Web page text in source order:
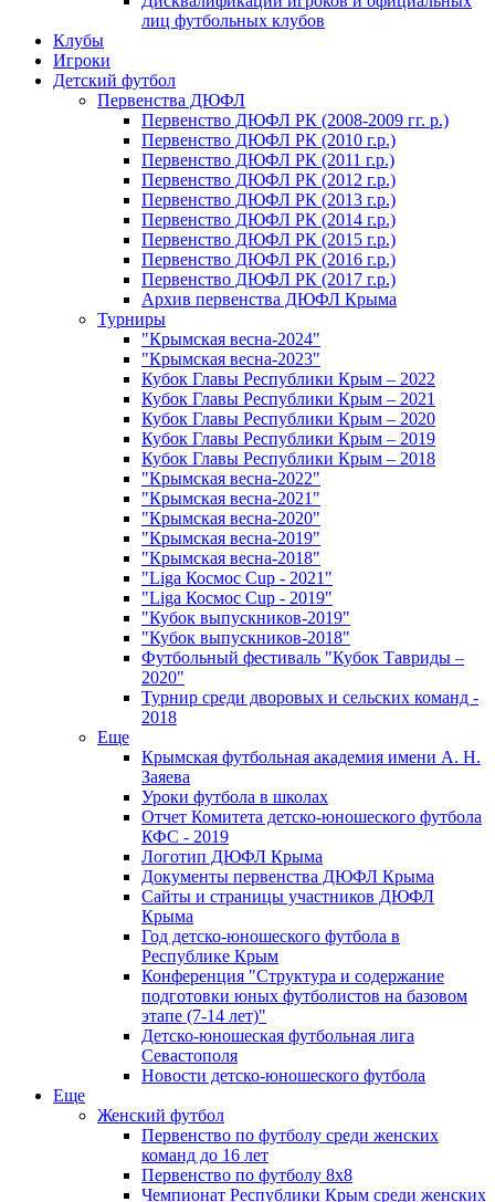
лиц футбольных клубов
Клубы
Игроки
Детский футбол
Первенства ДЮФЛ
Первенство ДЮФЛ РК (2008-2009 гг. р.)
Первенство ДЮФЛ РК (2010 г.р.)
Первенство ДЮФЛ РК (2011 г.р.)
Первенство ДЮФЛ РК (2012 г.р.)
Первенство ДЮФЛ РК (2013 г.р.)
Первенство ДЮФЛ РК (2014 г.р.)
Первенство ДЮФЛ РК (2015 г.р.)
Первенство ДЮФЛ РК (2016 г.р.)
Первенство ДЮФЛ РК (2017 г.р.)
Архив первенства ДЮФЛ Крыма
Турниры
"Крымская весна-2024"
"Крымская весна-2023"
Кубок Главы Республики Крым – 2022
Кубок Главы Республики Крым – 2021
Кубок Главы Республики Крым – 2020
Кубок Главы Республики Крым – 2019
Кубок Главы Республики Крым – 2018
"Крымская весна-2022"
"Крымская весна-2021"
"Крымская весна-2020"
"Крымская весна-2019"
"Крымская весна-2018"
"Liga Космос Cup - 2021"
"Liga Космос Cup - 2019"
"Кубок выпускников-2019"
"Кубок выпускников-2018"
Футбольный фестиваль "Кубок Тавриды –
2020"
Турнир среди дворовых и сельских команд -
2018
Еще
Крымская футбольная академия имени А. Н.
Заяева
Уроки футбола в школах
Отчет Комитета детско-юношеского футбола
КФС - 2019
Логотип ДЮФЛ Крыма
Документы первенства ДЮФЛ Крыма
Сайты и страницы участников ДЮФЛ
Крыма
Год детско-юношеского футбола в
Республике Крым
Конференция "Структура и содержание
подготовки юных футболистов на базовом
этапе (7-14 лет)"
Детско-юношеская футбольная лига
Севастополя
Новости детско-юношеского футбола
Еще
Женский футбол
Первенство по футболу среди женских
команд до 16 лет
Первенство по футболу 8х8
Чемпионат Республики Крым среди женских